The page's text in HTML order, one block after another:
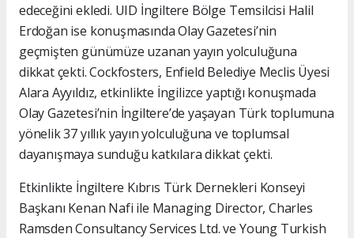
edeceğini ekledi. UID İngiltere Bölge Temsilcisi Halil
Erdoğan ise konuşmasında Olay Gazetesi’nin
geçmişten günümüze uzanan yayın yolculuğuna
dikkat çekti. Cockfosters, Enfield Belediye Meclis Üyesi
Alara Ayyıldız, etkinlikte İngilizce yaptığı konuşmada
Olay Gazetesi’nin İngiltere’de yaşayan Türk toplumuna
yönelik 37 yıllık yayın yolculuğuna ve toplumsal
dayanışmaya sunduğu katkılara dikkat çekti.
Etkinlikte İngiltere Kıbrıs Türk Dernekleri Konseyi
Başkanı Kenan Nafi ile Managing Director, Charles
Ramsden Consultancy Services Ltd. ve Young Turkish